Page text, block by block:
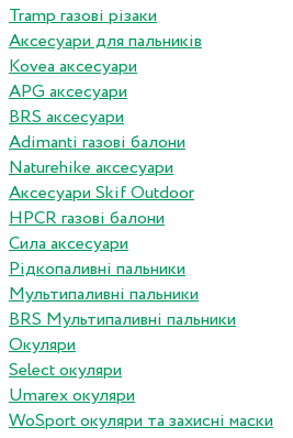
Tramp газові різаки
Аксесуари для пальників
Kovea аксесуари
APG аксесуари
BRS аксесуари
Adimanti газові балони
Naturehike аксесуари
Аксесуари Skif Outdoor
HPCR газові балони
Сила аксесуари
Рідкопаливні пальники
Мультипаливні пальники
BRS Мультипаливні пальники
Окуляри
Select окуляри
Umarex окуляри
WoSport окуляри та захисні маски